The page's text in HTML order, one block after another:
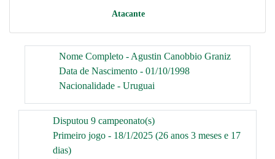
Atacante
Nome Completo - Agustin Canobbio Graniz
Data de Nascimento - 01/10/1998
Nacionalidade - Uruguai
Disputou 9 campeonato(s)
Primeiro jogo - 18/1/2025 (26 anos 3 meses e 17
dias)